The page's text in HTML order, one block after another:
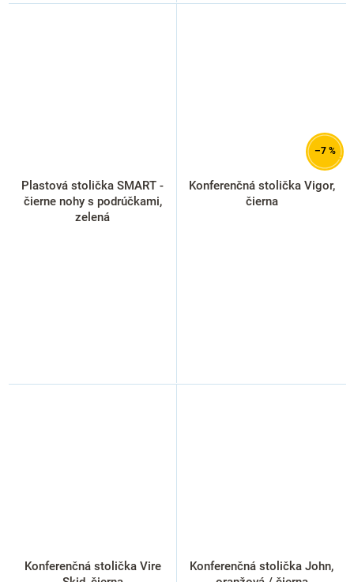
Plastová stolička SMART -
čierne nohy s podrúčkami,
zelená
–7 %
Konferenčná stolička Vigor,
čierna
Konferenčná stolička Vire
Konferenčná stolička John,